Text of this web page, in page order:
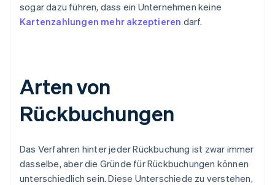
sogar dazu führen, dass ein Unternehmen keine
Kartenzahlungen mehr akzeptieren darf.
Arten von
Rückbuchungen
Das Verfahren hinter jeder Rückbuchung ist zwar immer
dasselbe, aber die Gründe für Rückbuchungen können
unterschiedlich sein. Diese Unterschiede zu verstehen,